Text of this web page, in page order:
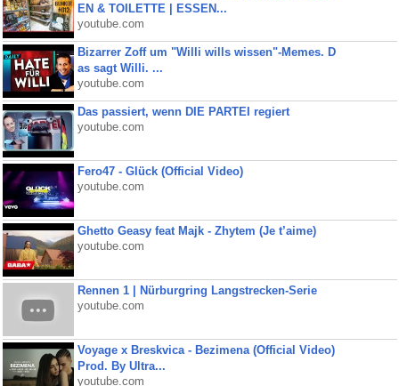
EN & TOILETTE | ESSEN...
youtube.com
Bizarrer Zoff um "Willi wills wissen"-Memes. D
as sagt Willi. ...
youtube.com
Das passiert, wenn DIE PARTEI regiert
youtube.com
Fero47 - Glück (Official Video)
youtube.com
Ghetto Geasy feat Majk - Zhytem (Je t’aime)
youtube.com
Rennen 1 | Nürburgring Langstrecken-Serie
youtube.com
Voyage x Breskvica - Bezimena (Official Video)
Prod. By Ultra...
youtube.com